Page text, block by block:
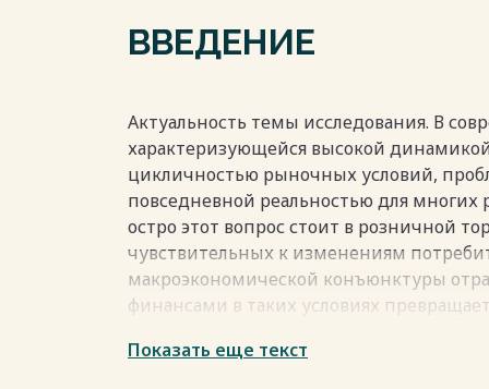
антикризисного финансового
Заключение 40
Весь текст будет доступенпосле
ВВЕДЕНИЕ
Актуальность темы исследования. В
характеризующейся высокой
цикличностью рыночных условий,
повседневной реальностью для
остро этот вопрос стоит в розничной
чувствительных к изменениям
макроэкономической конъюнктуры
финансами в таких условиях
устойчивость, но и само выживание
Показать еще текст